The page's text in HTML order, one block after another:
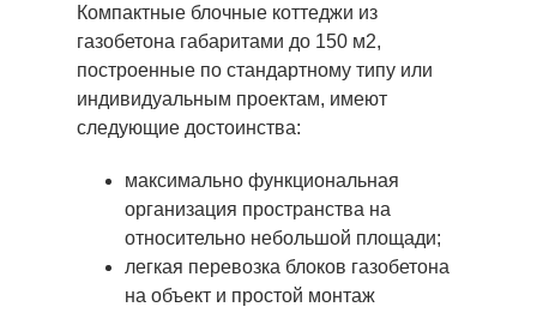
Компактные блочные коттеджи из
газобетона габаритами до 150 м2,
построенные по стандартному типу или
индивидуальным проектам, имеют
следующие достоинства:
максимально функциональная
организация пространства на
относительно небольшой площади;
легкая перевозка блоков газобетона
на объект и простой монтаж